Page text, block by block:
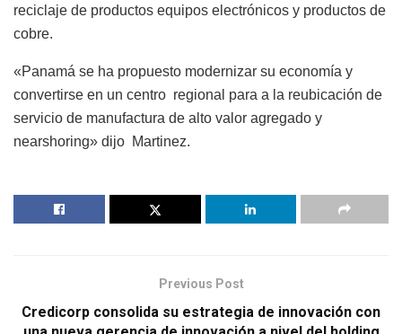
reciclaje de productos equipos electrónicos y productos de
cobre.
«Panamá se ha propuesto modernizar su economía y
convertirse en un centro regional para a la reubicación de
servicio de manufactura de alto valor agregado y
nearshoring» dijo Martinez.
Previous Post
Credicorp consolida su estrategia de innovación con